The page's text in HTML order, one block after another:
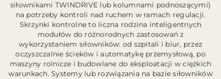
siłownikami TWINDRIVE lub kolumnami podnoszącymi)
na potrzeby kontroli nad ruchem w ramach regulacji.
Skrzynki kontrolne to liczna rodzina inteligentnych
modułów do różnorodnych zastosowań z
wykorzystaniem siłowników: od szpitali i biur, przez
oczyszczalnie ścieków i automatykę przemysłową, po
maszyny rolnicze i budowlane do eksploatacji w ciężkich
warunkach. Systemy lub rozwiązania na bazie siłowników